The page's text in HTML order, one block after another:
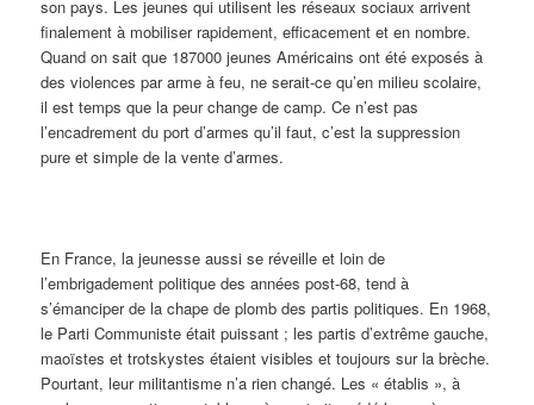
son pays. Les jeunes qui utilisent les réseaux sociaux arrivent
finalement à mobiliser rapidement, efficacement et en nombre.
Quand on sait que 187000 jeunes Américains ont été exposés à
des violences par arme à feu, ne serait-ce qu’en milieu scolaire,
il est temps que la peur change de camp. Ce n’est pas
l’encadrement du port d’armes qu’il faut, c’est la suppression
pure et simple de la vente d’armes.
En France, la jeunesse aussi se réveille et loin de
l’embrigadement politique des années post-68, tend à
s’émanciper de la chape de plomb des partis politiques. En 1968,
le Parti Communiste était puissant ; les partis d’extrême gauche,
maoïstes et trotskystes étaient visibles et toujours sur la brèche.
Pourtant, leur militantisme n’a rien changé. Les « établis », à